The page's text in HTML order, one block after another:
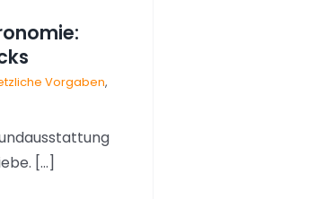
Vorgaben,
[...]